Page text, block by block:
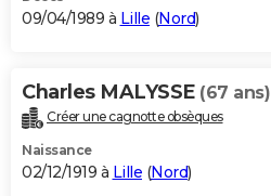
09/04/1989 à Lille (Nord)
Charles MALYSSE (67 ans)
Créer une cagnotte obsèques
Naissance
02/12/1919 à Lille (Nord)